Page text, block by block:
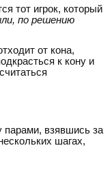
тот игрок, который
по решению
от кона,
к кону и
парами, взявшись за
шагах,